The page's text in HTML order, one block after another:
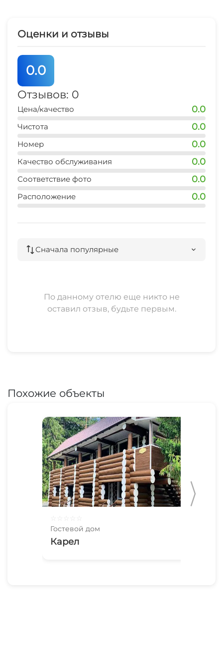
другая, уточняйте по телефону. При заселении
трансфера за дополнительную плату.
Цена указана за сутки. Скидка при аренде на
длительный срок! подробная информация по
телефону. ПОСТОРОННИМ НА ТЕРРИТОРИИ И
В ДОМЕ НАХОДЯТСЯ ЗАПРЕЩЕНО!
Оценки и отзывы
0.0
Отзывов: 0
Цена/качество 0.0
Чистота 0.0
Номер 0.0
Качество обслуживания 0.0
Соответствие фото 0.0
Расположение 0.0
Сначала популярные
По данному отелю еще никто не
оставил отзыв, будьте первым.
Похожие объекты
Гостевой дом
Карел